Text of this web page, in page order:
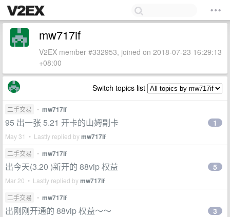
mw717if
V2EX member #332953, joined on 2018-07-23 16:29:13
+08:00
Switch topics list
二手交易 • mw717if
95 出一张 5.21 开卡的山姆副卡
May 31 • Lastly replied bymw717if
1
二手交易 • mw717if
出今天(3.20 )新开的 88vip 权益
Mar 20 • Lastly replied bymw717if
5
二手交易 • mw717if
出刚刚开通的 88vip 权益～～ 3